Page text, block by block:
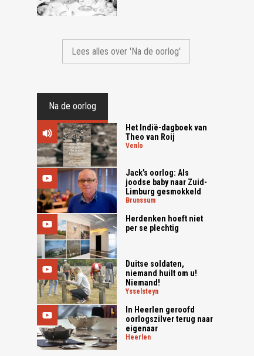
Lees alles over 'Na de oorlog'
Na de oorlog
Het Indië-dagboek van
Theo van Roij
venlo
Jack’s oorlog: Als
joodse baby naar Zuid-
Limburg gesmokkeld
brunssum
Herdenken hoeft niet
per se plechtig
Duitse soldaten,
niemand huilt om u!
Niemand!
ysselsteyn
In Heerlen geroofd
oorlogszilver terug naar
eigenaar
heerlen